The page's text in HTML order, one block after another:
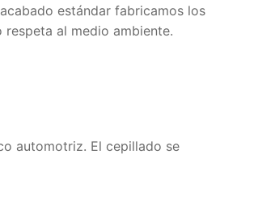
estándar fabricamos los
al medio ambiente.
automotriz. El cepillado se